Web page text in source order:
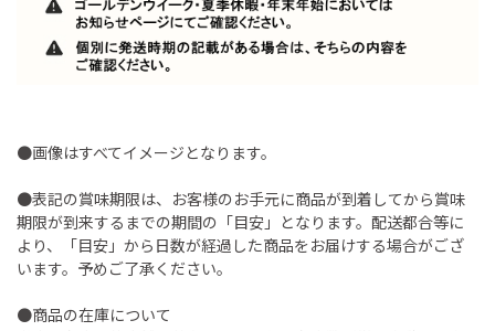
●画像はすべてイメージとなります。
●表記の賞味期限は、お客様のお手元に商品が到着してから賞味
期限が到来するまでの期間の「目安」となります。配送都合等に
より、「目安」から日数が経過した商品をお届けする場合がござ
います。予めご了承ください。
●商品の在庫について